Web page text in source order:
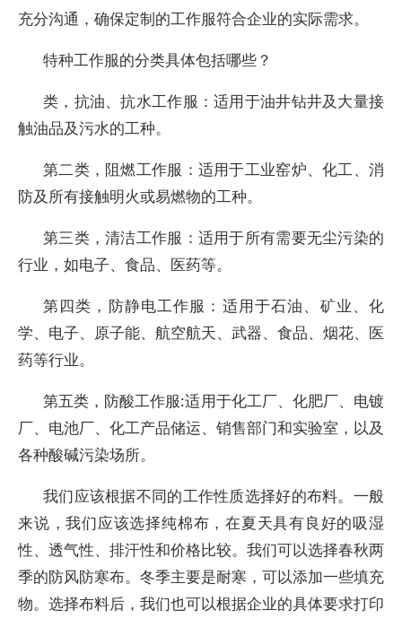
充分沟通，确保定制的工作服符合企业的实际需求。
特种工作服的分类具体包括哪些？
类，抗油、抗水工作服：适用于油井钻井及大量接
触油品及污水的工种。
第二类，阻燃工作服：适用于工业窑炉、化工、消
防及所有接触明火或易燃物的工种。
第三类，清洁工作服：适用于所有需要无尘污染的
行业，如电子、食品、医药等。
第四类，防静电工作服：适用于石油、矿业、化
学、电子、原子能、航空航天、武器、食品、烟花、医
药等行业。
第五类，防酸工作服:适用于化工厂、化肥厂、电镀
厂、电池厂、化工产品储运、销售部门和实验室，以及
各种酸碱污染场所。
我们应该根据不同的工作性质选择好的布料。一般
来说，我们应该选择纯棉布，在夏天具有良好的吸湿
性、透气性、排汗性和价格比较。我们可以选择春秋两
季的防风防寒布。冬季主要是耐寒，可以添加一些填充
物。选择布料后，我们也可以根据企业的具体要求打印